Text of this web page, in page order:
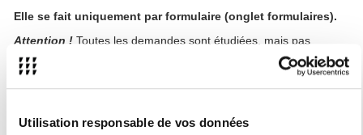
Utilisation responsable de vos données
Elle se fait uniquement par formulaire (onglet formulaires).
Attention ! Toutes les demandes sont étudiées, mais pas
forcément accordées : veillez donc à suivre les cours tant que la
décision relative à votre demande ne vous a pas été
communiquée.